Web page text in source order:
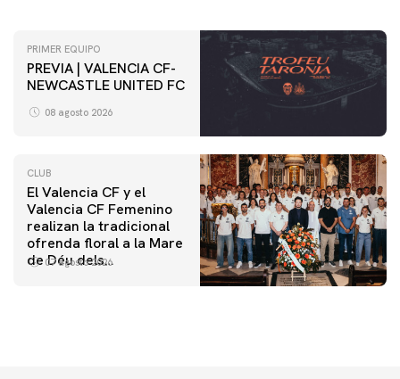
PRIMER EQUIPO
PREVIA | VALENCIA CF-
NEWCASTLE UNITED FC
08 agosto 2026
CLUB
El Valencia CF y el
Valencia CF Femenino
realizan la tradicional
ofrenda floral a la Mare
de Déu dels
07 agosto 2026